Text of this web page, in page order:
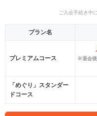
ご入会手続き中
プラン名
プレミアムコース ※退会後
「めぐり」スタンダー
ドコース